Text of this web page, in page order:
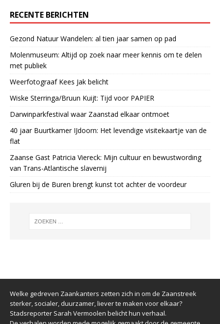
RECENTE BERICHTEN
Gezond Natuur Wandelen: al tien jaar samen op pad
Molenmuseum: Altijd op zoek naar meer kennis om te delen
met publiek
Weerfotograaf Kees Jak belicht
Wiske Sterringa/Bruun Kuijt: Tijd voor PAPIER
Darwinparkfestival waar Zaanstad elkaar ontmoet
40 jaar Buurtkamer IJdoorn: Het levendige visitekaartje van de
flat
Zaanse Gast Patricia Viereck: Mijn cultuur en bewustwording
van Trans-Atlantische slavernij
Gluren bij de Buren brengt kunst tot achter de voordeur
Welke gedreven Zaankanters zetten zich in om de Zaanstreek
sterker, socialer, duurzamer, liever te maken voor elkaar?
Stadsreporter Sarah Vermoolen belicht hun verhaal.